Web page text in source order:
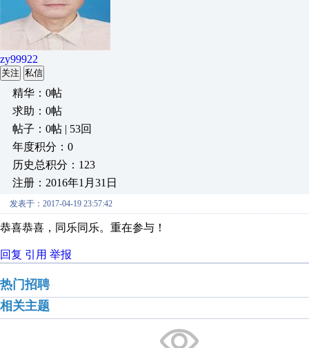
zy99922
关注 私信
精华：0帖
求助：0帖
帖子：0帖 | 53回
年度积分：0
历史总积分：123
注册：2016年1月31日
发表于：2017-04-19 23:57:42
恭喜恭喜，同乐同乐。重在参与！
回复 引用 举报
热门招聘
相关主题